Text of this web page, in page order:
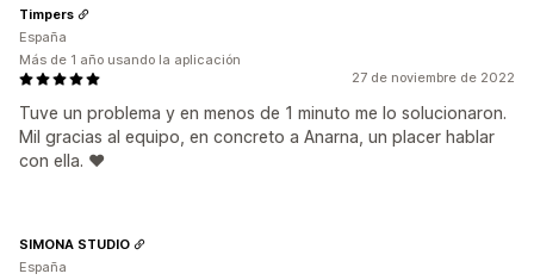
27 de noviembre de 2022
Tuve un problema y en menos de 1 minuto me lo solucionaron.
Mil gracias al equipo, en concreto a Anarna, un placer hablar
con ella. ♥
Timpers
España
Más de 1 año usando la aplicación
SIMONA STUDIO
España